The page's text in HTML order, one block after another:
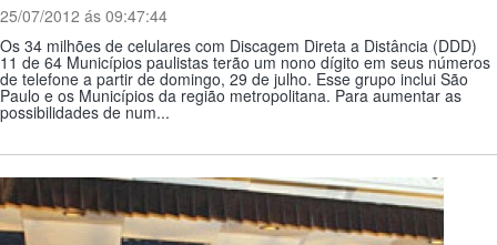
25/07/2012 ás 09:47:44
Os 34 milhões de celulares com Discagem Direta a Distância (DDD)
11 de 64 Municípios paulistas terão um nono dígito em seus números
de telefone a partir de domingo, 29 de julho. Esse grupo inclui São
Paulo e os Municípios da região metropolitana. Para aumentar as
possibilidades de num...